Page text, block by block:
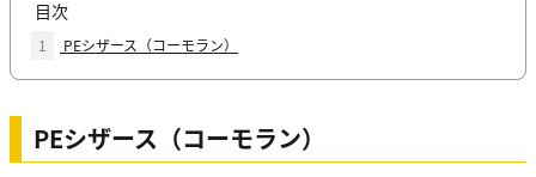
目次
1 PEシザース（コーモラン）
PEシザース（コーモラン）